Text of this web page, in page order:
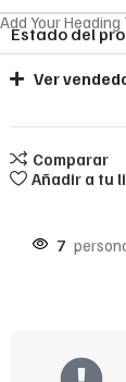
Estado del
Add Your
Ver
Comparar
Añadir a tu
7